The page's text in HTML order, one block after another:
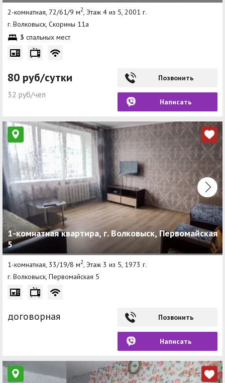
2-комнатная, 72/61/9 м2, Этаж 4 из 5, 2001 г.
г. Волковыск, Скорины 11а
3 спальных мест
80 руб/сутки
32 руб/чел
Позвонить
Написать
1-комнатная квартира, г. Волковыск, Первомайская
5
1-комнатная, 33/19/8 м2, Этаж 3 из 5, 1973 г.
г. Волковыск, Первомайская 5
договорная Позвонить
Написать